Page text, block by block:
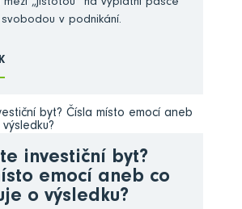
„jistotou“ na výplatní pásce
v podnikání.
investiční byt?
emocí aneb co
o výsledku?